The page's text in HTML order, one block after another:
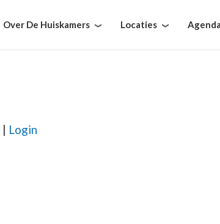
Over De Huiskamers Locaties Agenda
| Login